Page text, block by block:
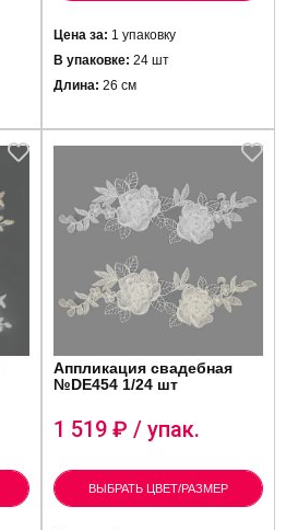
Цена за: 1 упаковку
В упаковке: 24 шт
Длина: 26 см
Аппликация свадебная
№DE454 1/24 шт
1 519 ₽ / упак.
ВЫБРАТЬ ЦВЕТ/РАЗМЕР